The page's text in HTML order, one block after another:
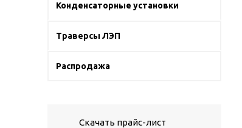
Конденсаторные установки
Траверсы ЛЭП
Распродажа
Скачать прайс-лист